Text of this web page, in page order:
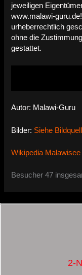
jeweiligen
www.malawi-
urheberrechtlich
ohne die
gestattet.
Autor: Malawi-Guru
Bilder: Siehe
Wikipedia Malawisee
Besucher 47
2-